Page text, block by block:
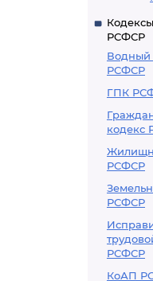
РСФСР
Водный
РСФСР
ГПК
кодекс
РСФСР
РСФСР
РСФСР
КоАП